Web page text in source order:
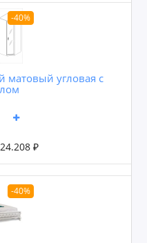
-40%
угловая с
24.208 ₽
-40%